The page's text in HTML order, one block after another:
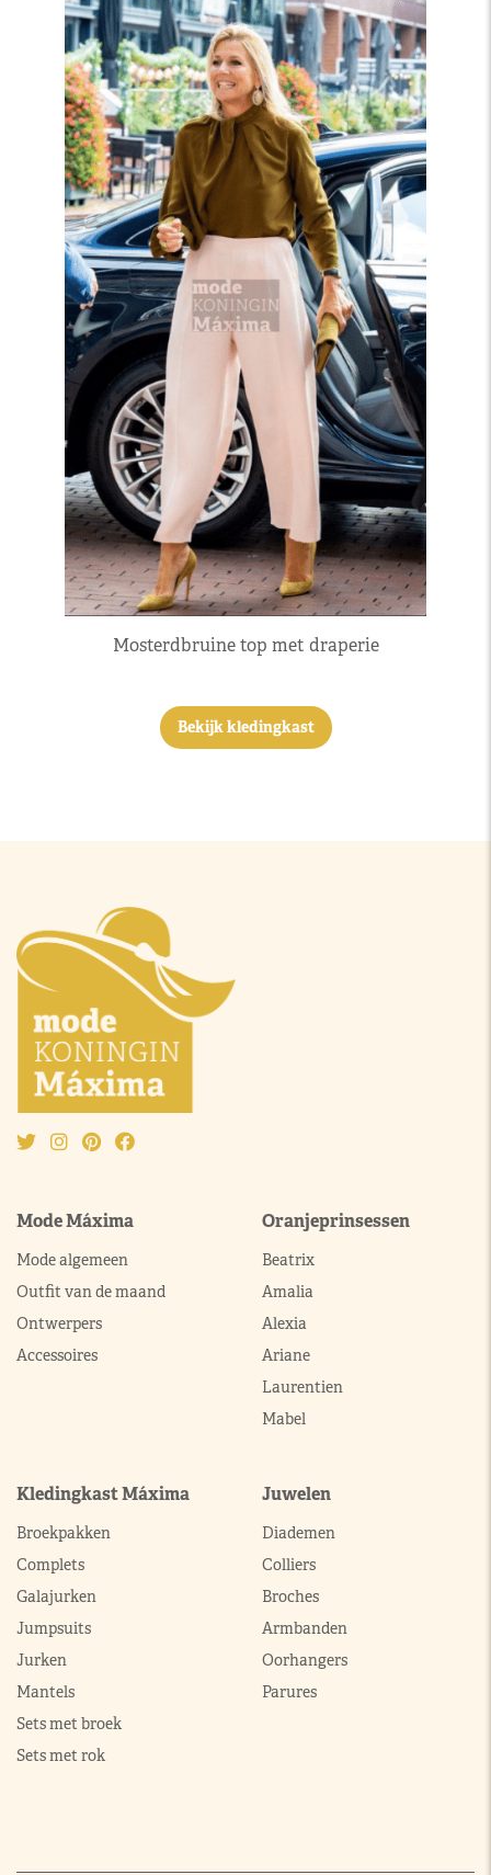
Mosterdbruine top met draperie
Bekijk kledingkast
Mode Máxima
Mode algemeen
Outfit van de maand
Ontwerpers
Accessoires
Oranjeprinsessen
Beatrix
Amalia
Alexia
Ariane
Laurentien
Mabel
Kledingkast Máxima
Broekpakken
Complets
Galajurken
Jumpsuits
Jurken
Mantels
Sets met broek
Sets met rok
Juwelen
Diademen
Colliers
Broches
Armbanden
Oorhangers
Parures